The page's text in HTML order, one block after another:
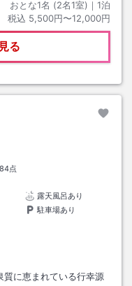
おとな1名 (2名1室)｜ 1泊
税込 5,500円〜12,000円
る
84点
露天風呂あり
駐車場あり
質に恵まれている行幸源